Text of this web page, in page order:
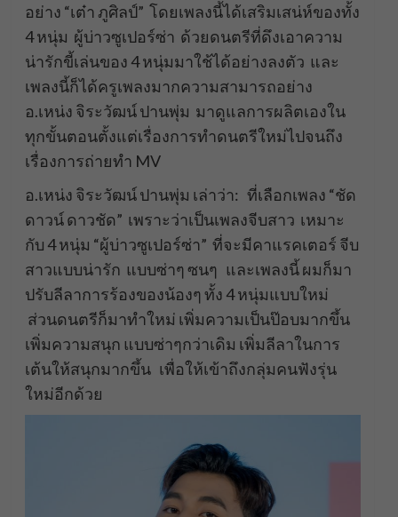
อย่าง “เต๋า ภูศิลป์” โดยเพลงนี้ได้เสริมเสน่ห์ของทั้ง
4 หนุ่ม ผู้บ่าวซูเปอร์ซ่า ด้วยดนตรีที่ดึงเอาความ
น่ารักขี้เล่นของ 4 หนุ่มมาใช้ได้อย่างลงตัว และ
เพลงนี้ก็ได้ครูเพลงมากความสามารถอย่าง
อ.เหน่ง จิระวัฒน์ ปานพุ่ม มาดูแลการผลิตเองใน
ทุกขั้นตอนตั้งแต่เรื่องการทำดนตรีใหม่ไปจนถึง
เรื่องการถ่ายทำ MV
อ.เหน่ง จิระวัฒน์ ปานพุ่ม เล่าว่า: ที่เลือกเพลง “ชัด
ดาวน์ ดาวชัด” เพราะว่าเป็นเพลงจีบสาว เหมาะ
กับ 4 หนุ่ม “ผู้บ่าวซูเปอร์ซ่า” ที่จะมีคาแรคเตอร์ จีบ
สาวแบบน่ารัก แบบซ่าๆ ซนๆ และเพลงนี้ ผมก็มา
ปรับลีลาการร้องของน้องๆ ทั้ง 4 หนุ่มแบบใหม่
ส่วนดนตรีก็มาทำใหม่ เพิ่มความเป็นป๊อบมากขึ้น
เพิ่มความสนุก แบบซ่าๆกว่าเดิม เพิ่มลีลาในการ
เต้นให้สนุกมากขึ้น เพื่อให้เข้าถึงกลุ่มคนฟังรุ่น
ใหม่อีกด้วย